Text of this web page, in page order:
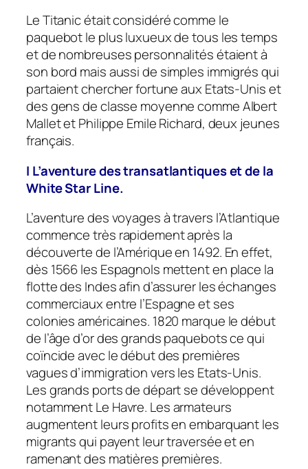
LeTitanicétait considéré comme le
paquebot le plus luxueux de tous les temps
et de nombreuses personnalités étaient à
son bord mais aussi de simples immigrés qui
partaient chercher fortune aux Etats-Unis et
des gens de classe moyenne comme Albert
Mallet et Philippe Emile Richard, deux jeunes
français.
I L’aventure des transatlantiques et de la
White Star Line.
L’aventure des voyages à travers l’Atlantique
commence très rapidement après la
découverte de l’Amérique en 1492. En effet,
dès 1566 les Espagnols mettent en place la
flotte des Indes afin d’assurer les échanges
commerciaux entre l’Espagne et ses
colonies américaines. 1820 marque le début
de l’âge d’or des grands paquebots ce qui
coïncide avec le début des premières
vagues d’immigration vers les Etats-Unis.
Les grands ports de départ se développent
notamment Le Havre. Les armateurs
augmentent leurs profits en embarquant les
migrants qui payent leur traversée et en
ramenant des matières premières.